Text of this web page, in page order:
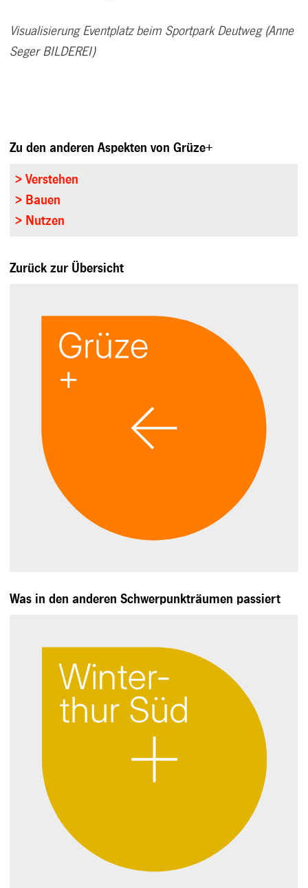
Visualisierung Eventplatz beim Sportpark Deutweg (Anne
Seger BILDEREI)
Zu den anderen Aspekten von Grüze+
> Verstehen
> Bauen
> Nutzen
Zurück zur Übersicht
Was in den anderen Schwerpunkträumen passiert